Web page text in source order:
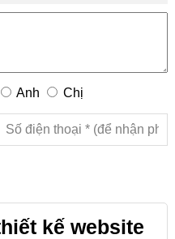
Anh Chị
kế website